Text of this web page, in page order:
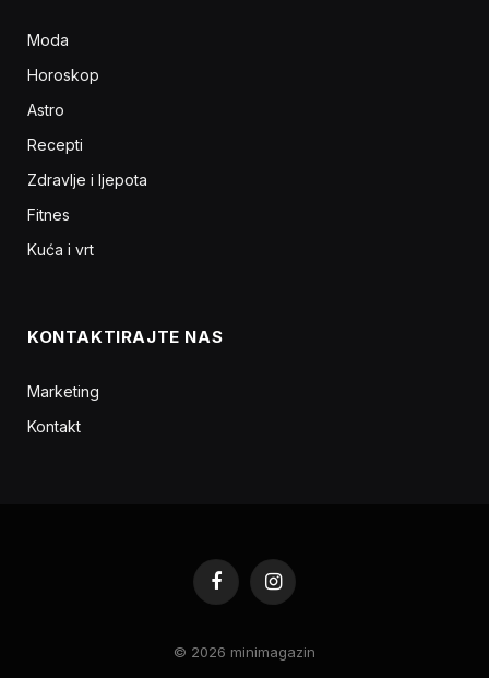
Moda
Horoskop
Astro
Recepti
Zdravlje i ljepota
Fitnes
Kuća i vrt
KONTAKTIRAJTE NAS
Marketing
Kontakt
FacebookInstagram
© 2026 minimagazin